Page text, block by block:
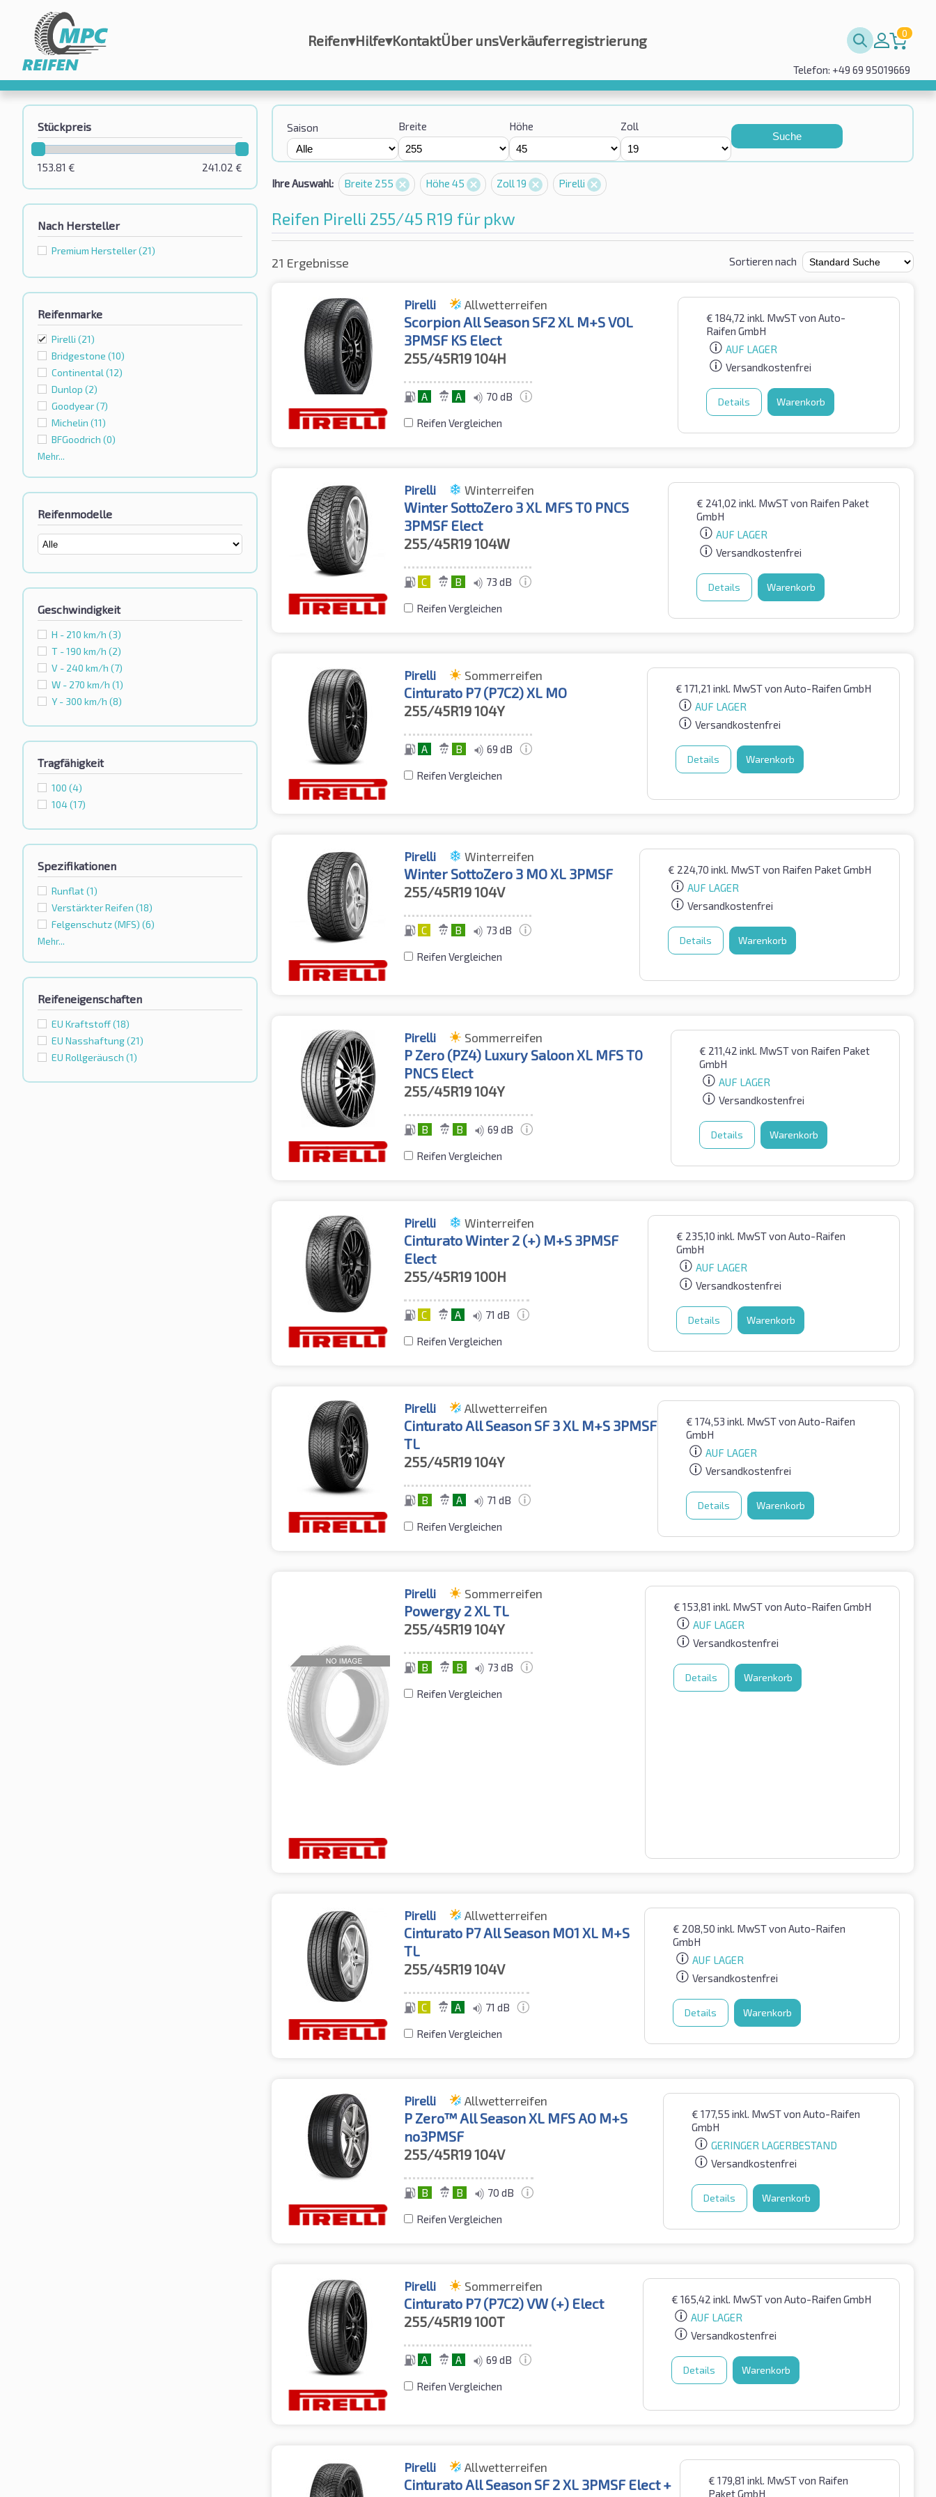
Reifen▾Hilfe▾KontaktÜber unsVerkäuferregistrierung 0
Telefon: +49 69 95019669
Stückpreis
241.02 €
153.81 €
Nach Hersteller
Premium Hersteller(21)
Reifenmarke
Pirelli (21)
Bridgestone (10)
Continental (12)
Dunlop (2)
Goodyear(7)
Michelin (11)
BFGoodrich (0)
Mehr...
Reifenmodelle
Geschwindigkeit
H - 210 km/h (3)
T - 190 km/h (2)
V - 240 km/h (7)
W - 270 km/h (1)
Y - 300 km/h (8)
Tragfähigkeit
100 (4)
104(17)
Spezifikationen
Runflat(1)
Verstärkter Reifen (18)
Felgenschutz (MFS) (6)
Mehr...
Reifeneigenschaften
EU Kraftstoff(18)
EU Nasshaftung(21)
EU Rollgeräusch (1)
Saison Breite Höhe Zoll
Suche
Ihre Auswahl: Breite 255 Höhe 45 Zoll 19 Pirelli
Reifen Pirelli 255/45 R19 für pkw
21 Ergebnisse Sortieren nach
Pirelli Allwetterreifen
Scorpion All Season SF2 XL M+S VOL
3PMSF KS Elect
255/45R19104H
A A 70 dB
Reifen Vergleichen
€ 184,72 inkl. MwSTvon Auto-
Raifen GmbH
AUF LAGER
Versandkostenfrei
Details Warenkorb
Pirelli Winterreifen
Winter SottoZero 3 XL MFS T0 PNCS
3PMSF Elect
255/45R19104W
C B 73 dB
Reifen Vergleichen
€ 241,02 inkl. MwSTvon Raifen Paket
GmbH
AUF LAGER
Versandkostenfrei
Details Warenkorb
Pirelli Sommerreifen
Cinturato P7 (P7C2) XL MO
255/45R19104Y
A B 69 dB
Reifen Vergleichen
€ 171,21 inkl. MwSTvon Auto-Raifen GmbH
AUF LAGER
Versandkostenfrei
Details Warenkorb
Pirelli Winterreifen
Winter SottoZero 3 MO XL 3PMSF
255/45R19104V
C B 73 dB
Reifen Vergleichen
€ 224,70 inkl. MwSTvon Raifen Paket GmbH
AUF LAGER
Versandkostenfrei
Details Warenkorb
Pirelli Sommerreifen
P Zero (PZ4) Luxury Saloon XL MFS T0
PNCS Elect
255/45R19104Y
B B 69 dB
Reifen Vergleichen
€ 211,42 inkl. MwSTvon Raifen Paket
GmbH
AUF LAGER
Versandkostenfrei
Details Warenkorb
Pirelli Winterreifen
Cinturato Winter 2 (+) M+S 3PMSF
Elect
255/45R19100H
C A 71 dB
Reifen Vergleichen
€ 235,10 inkl. MwSTvon Auto-Raifen
GmbH
AUF LAGER
Versandkostenfrei
Details Warenkorb
Pirelli Allwetterreifen
Cinturato All Season SF 3 XL M+S 3PMSF
TL
255/45R19104Y
B A 71 dB
Reifen Vergleichen
€ 174,53 inkl. MwSTvon Auto-Raifen
GmbH
AUF LAGER
Versandkostenfrei
Details Warenkorb
Pirelli Sommerreifen
Powergy 2 XL TL
255/45R19104Y
B B 73 dB
Reifen Vergleichen
€ 153,81 inkl. MwSTvon Auto-Raifen GmbH
AUF LAGER
Versandkostenfrei
Details Warenkorb
Pirelli Allwetterreifen
Cinturato P7 All Season MO1 XL M+S
TL
255/45R19104V
C A 71 dB
Reifen Vergleichen
€ 208,50 inkl. MwSTvon Auto-Raifen
GmbH
AUF LAGER
Versandkostenfrei
Details Warenkorb
Pirelli Allwetterreifen
P Zero™ All Season XL MFS AO M+S
no3PMSF
255/45R19104V
B B 70 dB
Reifen Vergleichen
€ 177,55 inkl. MwSTvon Auto-Raifen
GmbH
GERINGER LAGERBESTAND
Versandkostenfrei
Details Warenkorb
Pirelli Sommerreifen
Cinturato P7 (P7C2) VW (+) Elect
255/45R19100T
A A 69 dB
Reifen Vergleichen
€ 165,42 inkl. MwSTvon Auto-Raifen GmbH
AUF LAGER
Versandkostenfrei
Details Warenkorb
Pirelli Allwetterreifen
Cinturato All Season SF 2 XL 3PMSF Elect +
€ 179,81 inkl. MwSTvon Raifen
Paket GmbH